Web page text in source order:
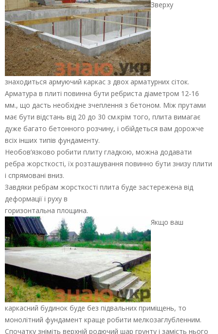
Зверху
знаходиться армуючий каркас з двох арматурних сіток.
Арматура в плиті повинна бути ребриста діаметром 12-16
мм., що дасть необхідне зчеплення з бетоном. Між прутами
має бути відстань від 20 до 30 см.крім того, плита вимагає
дуже багато бетонного розчину, і обійдеться вам дорожче
всіх інших типів фундаменту.
Необов’язково робити плиту гладкою, можна додавати
ребра жорсткості, їх розташування повинно бути знизу плити
і спрямовані вниз.
Завдяки ребрам жорсткості плита буде застережена від
деформації і руху в
горизонтальна площина.
Якщо ваш
каркасний будинок буде без підвальних приміщень, то
монолітний фундамент краще робити мелкозаглубленним.
Спочатку зніміть верхній родючий шар грунту і замість нього